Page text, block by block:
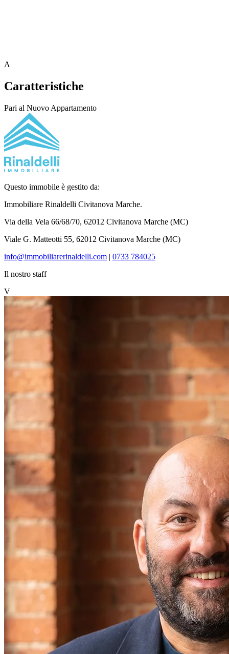
A
Caratteristiche
Pari al Nuovo Appartamento
Questo immobile è gestito da:
Immobiliare Rinaldelli Civitanova Marche.
Via della Vela 66/68/70, 62012 Civitanova Marche (MC)
Viale G. Matteotti 55, 62012 Civitanova Marche (MC)
info@immobiliarerinaldelli.com | 0733 784025
Il nostro staff
V